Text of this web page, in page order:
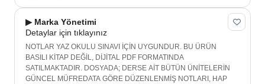
▶ Marka Yönetimi
Detaylar için tıklayınız
NOTLAR YAZ OKULU SINAVI İÇİN UYGUNDUR. BU ÜRÜN
BASILI KİTAP DEĞİL, DİJİTAL PDF FORMATINDA
SATILMAKTADIR. DOSYADA; DERSE AİT BÜTÜN ÜNİTELERİN
GÜNCEL MÜFREDATA GÖRE DÜZENLENMİŞ NOTLARI, HAP